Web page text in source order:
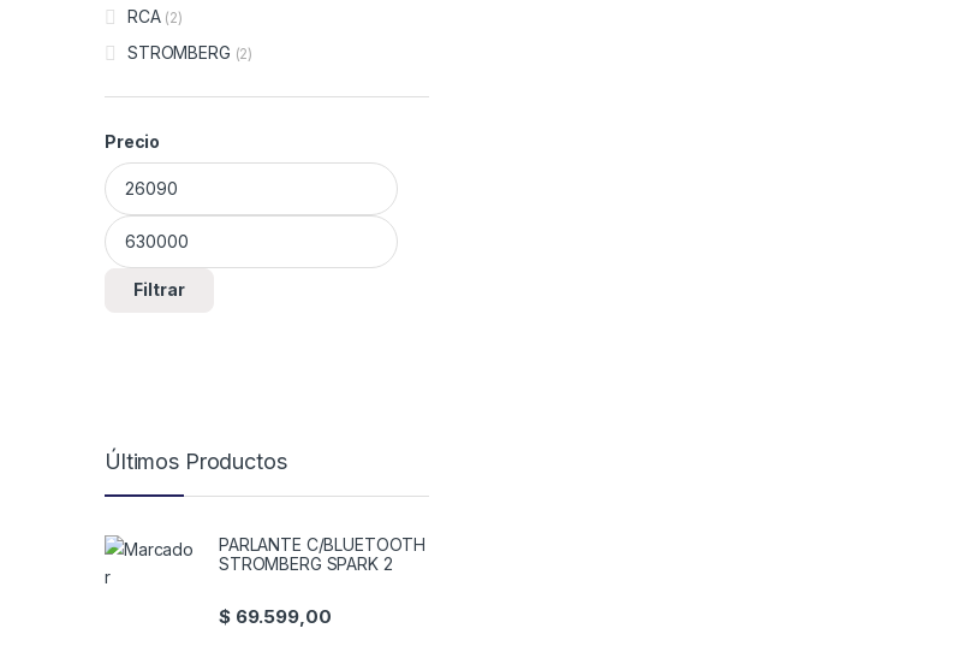
RCA (2)
STROMBERG (2)
Precio
Precio mínimo
Precio máximo
Filtrar
Últimos Productos
PARLANTE C/BLUETOOTH
STROMBERG SPARK 2
$69.599,00